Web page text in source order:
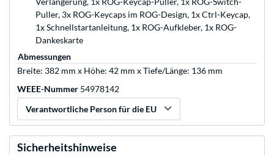
Puller, 3x ROG-Keycaps im ROG-Design, 1x Ctrl-Keycap,
1x Schnellstartanleitung, 1x ROG-Aufkleber, 1x ROG-
Dankeskarte
Abmessungen
Breite: 382 mm x Höhe: 42 mm x Tiefe/Länge: 136 mm
WEEE-Nummer 54978142
Verantwortliche Person für die EU
Sicherheitshinweise